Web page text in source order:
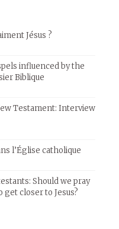
Jésus ?
influenced by the
Biblique
Testament: Interview
l’Église catholique
Should we pray
get closer to Jesus?